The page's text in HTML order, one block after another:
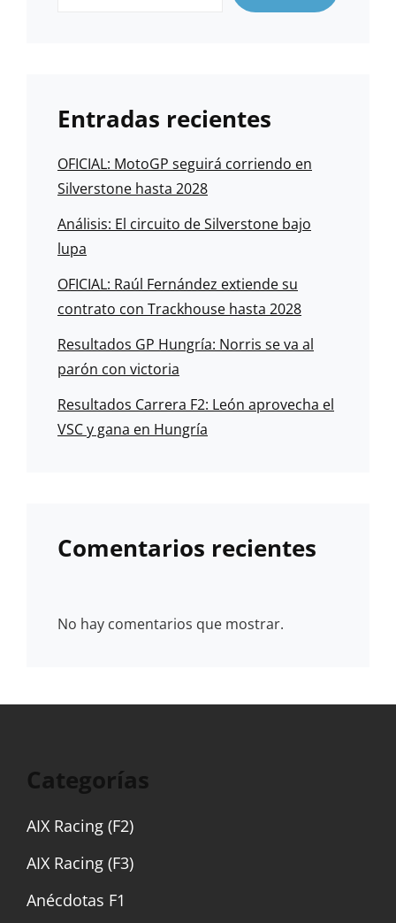
Entradas recientes
OFICIAL: MotoGP seguirá corriendo en
Silverstone hasta 2028
Análisis: El circuito de Silverstone bajo
lupa
OFICIAL: Raúl Fernández extiende su
contrato con Trackhouse hasta 2028
Resultados GP Hungría: Norris se va al
parón con victoria
Resultados Carrera F2: León aprovecha el
VSC y gana en Hungría
Comentarios recientes
No hay comentarios que mostrar.
Categorías
AIX Racing (F2)
AIX Racing (F3)
Anécdotas F1